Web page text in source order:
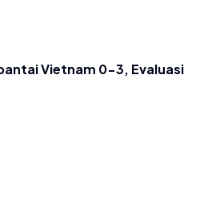
Vietnam 0-3, Evaluasi